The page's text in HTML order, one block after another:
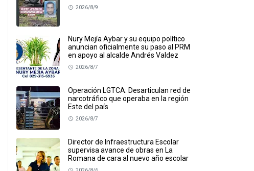
2026/8/9
Nury Mejía Aybar y su equipo político
anuncian oficialmente su paso al PRM
en apoyo al alcalde Andrés Valdez
2026/8/7
Operación LGTCA: Desarticulan red de
narcotráfico que operaba en la región
Este del país
2026/8/7
Director de Infraestructura Escolar
supervisa avance de obras en La
Romana de cara al nuevo año escolar